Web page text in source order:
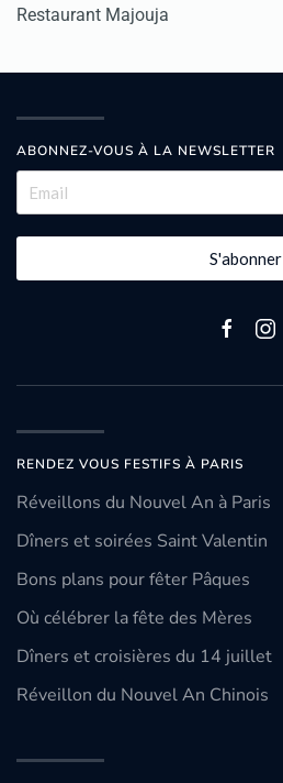
Restaurant Majouja
ABONNEZ-VOUS À LA NEWSLETTER
S'abonner
RENDEZ VOUS FESTIFS À PARIS
Réveillons du Nouvel An à Paris
Dîners et soirées Saint Valentin
Bons plans pour fêter Pâques
Où célébrer la fête des Mères
Dîners et croisières du 14 juillet
Réveillon du Nouvel An Chinois